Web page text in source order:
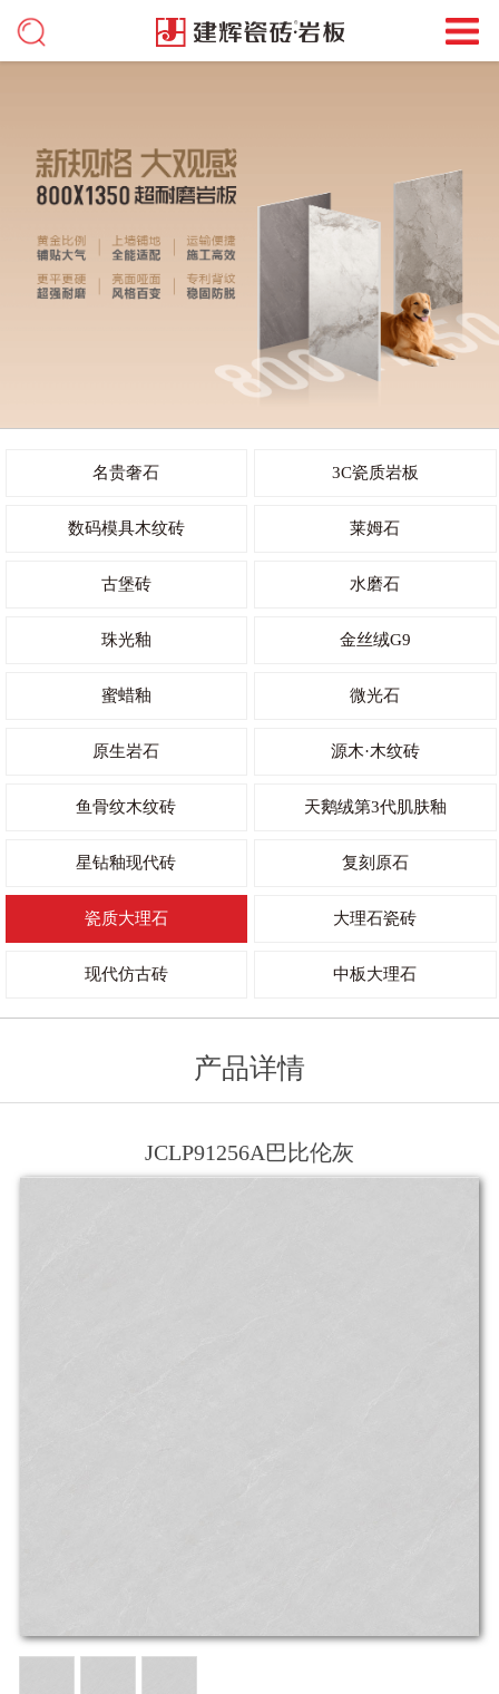
名贵奢石 3C瓷质岩板
数码模具木纹砖 莱姆石
古堡砖 水磨石
珠光釉 金丝绒G9
蜜蜡釉 微光石
原生岩石 源木·木纹砖
鱼骨纹木纹砖 天鹅绒第3代肌肤釉
星钻釉现代砖 复刻原石
瓷质大理石 大理石瓷砖
现代仿古砖 中板大理石
产品详情
JCLP91256A巴比伦灰